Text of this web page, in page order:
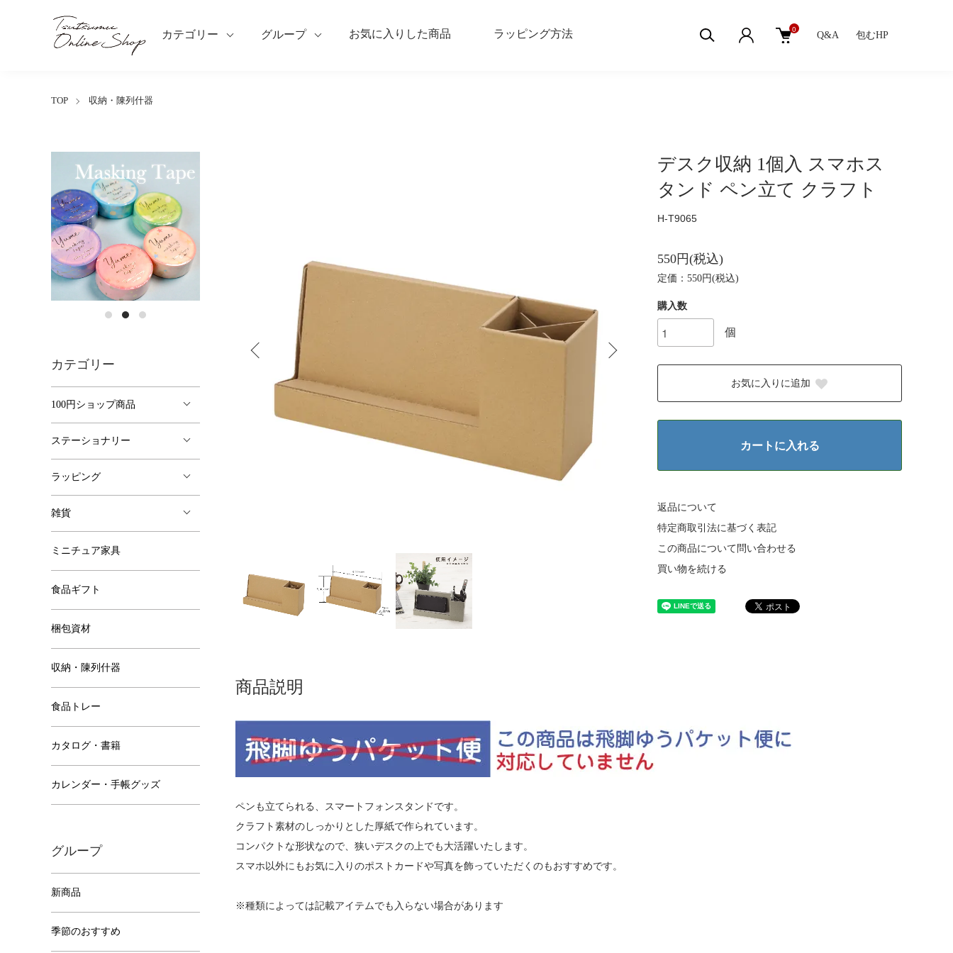
カテゴリー グループ お気に入りした商品 ラッピング方法 0
Q&A 包むHP
TOP 収納・陳列什器
デスク収納 1個入 スマホス
タンド ペン立て クラフト
H-T9065
550円(税込)
定価：550円(税込)
購入数
個
お気に入りに追加
カートに入れる
返品について
特定商取引法に基づく表記
この商品について問い合わせる
買い物を続ける
商品説明
ペンも立てられる、スマートフォンスタンドです。
クラフト素材のしっかりとした厚紙で作られています。
コンパクトな形状なので、狭いデスクの上でも大活躍いたします。
スマホ以外にもお気に入りのポストカードや写真を飾っていただくのもおすすめです。
※種類によっては記載アイテムでも入らない場合があります
カテゴリー
100円ショップ商品
ステーショナリー
ラッピング
雑貨
ミニチュア家具
食品ギフト
梱包資材
収納・陳列什器
食品トレー
カタログ・書籍
カレンダー・手帳グッズ
グループ
新商品
季節のおすすめ